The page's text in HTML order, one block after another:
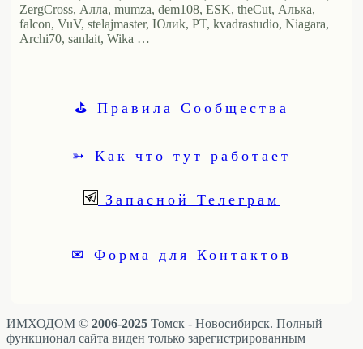
ZergCross, Алла, mumza, dem108, ESK, theCut, Алька,
falcon, VuV, stelajmaster, Юлиk, PT, kvadrastudio, Niagara,
Archi70, sanlait, Wika …
⛳ Правила Сообщества
➳ Как что тут работает
Запасной Телеграм
✉ Форма для Контактов
ИМХОДОМ © 2006-2025 Томск - Новосибирск. Полный
функционал сайта виден только зарегистрированным